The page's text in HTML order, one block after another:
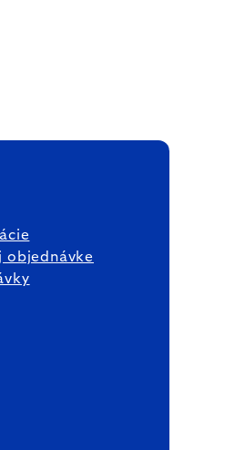
objednávke